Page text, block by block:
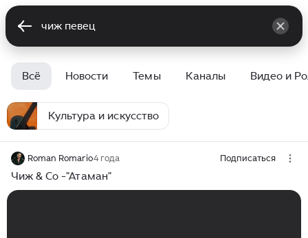
Всё Новости Темы Каналы Видео и
Культура и искусство
Roman Romario4 года Подписаться
Чиж & Co -"Атаман"